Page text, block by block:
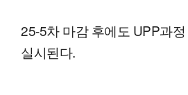
25-5차 마감 후에도 UPP과
실시된다.